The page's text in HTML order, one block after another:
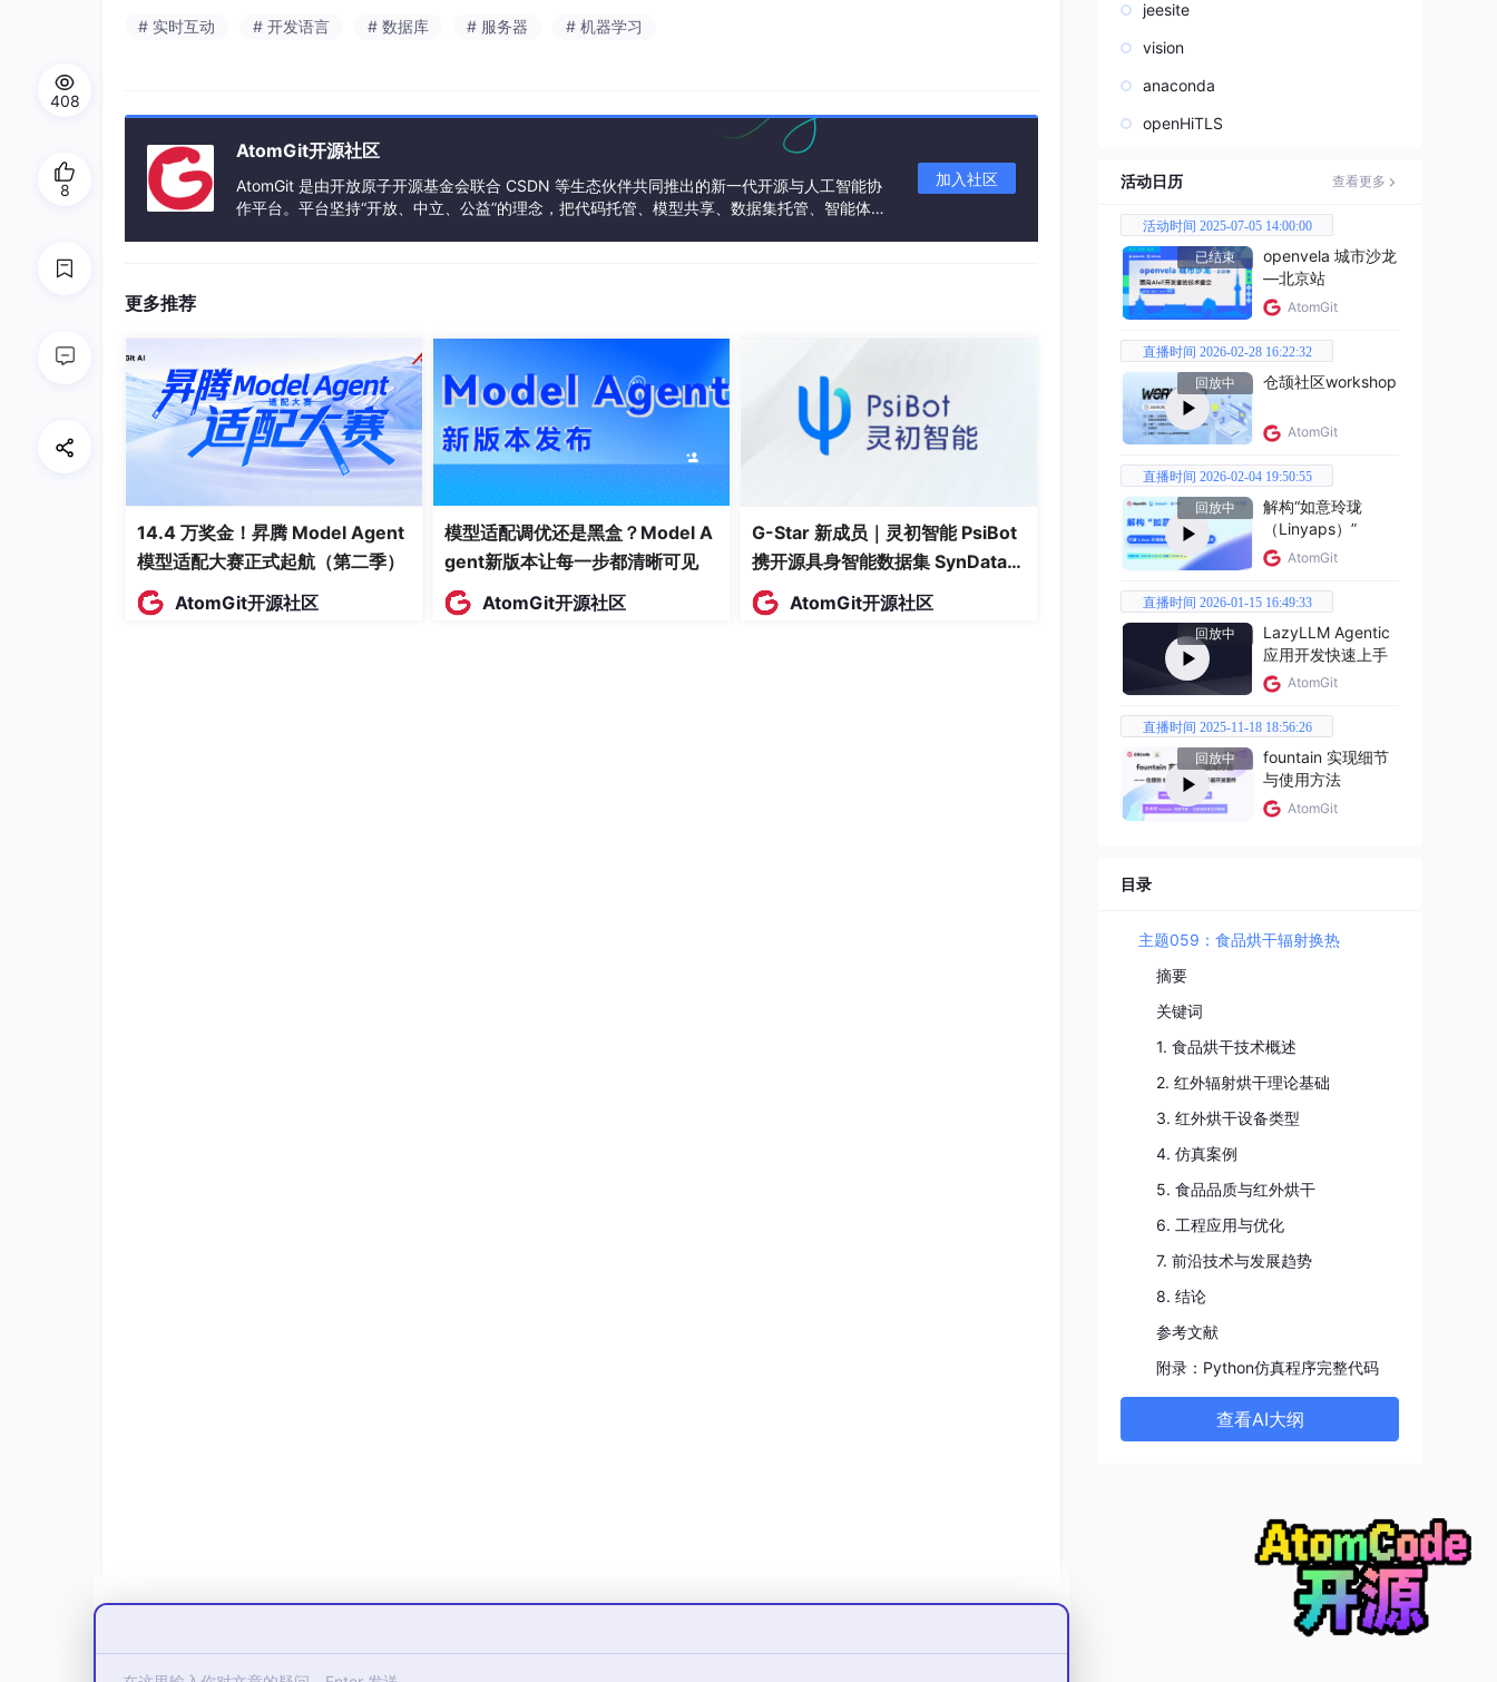
# 实时互动 # 开发语言 # 数据库 # 服务器 # 机器学习
AtomGit开源社区
AtomGit 是由开放原子开源基金会联合 CSDN 等生态伙伴共同推出的新一代开源与人工智能协
作平台。平台坚持“开放、中立、公益”的理念，把代码托管、模型共享、数据集托管、智能体开
加入社区
更多推荐
14.4 万奖金！昇腾 Model Agent
模型适配大赛正式起航（第二季）
AtomGit开源社区
模型适配调优还是黑盒？Model A
gent新版本让每一步都清晰可见
AtomGit开源社区
G-Star 新成员｜灵初智能 PsiBot
携开源具身智能数据集 SynData
入驻 AtomGit
AtomGit开源社区
408
8
jeesite
vision
anaconda
openHiTLS
活动日历 查看更多
活动时间 2025-07-05 14:00:00
已结束
openvela 城市沙龙
—北京站
AtomGit
直播时间 2026-02-28 16:22:32
回放中
仓颉社区workshop
AtomGit
直播时间 2026-02-04 19:50:55
回放中
解构“如意玲珑
（Linyaps）”
AtomGit
直播时间 2026-01-15 16:49:33
回放中
LazyLLM Agentic
应用开发快速上手
AtomGit
直播时间 2025-11-18 18:56:26
回放中
fountain 实现细节
与使用方法
AtomGit
目录
主题059：食品烘干辐射换热
摘要
关键词
1. 食品烘干技术概述
2. 红外辐射烘干理论基础
3. 红外烘干设备类型
4. 仿真案例
5. 食品品质与红外烘干
6. 工程应用与优化
7. 前沿技术与发展趋势
8. 结论
参考文献
附录：Python仿真程序完整代码
查看AI大纲